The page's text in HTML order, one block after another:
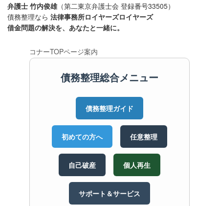
弁護士 竹内俊雄（第二東京弁護士会 登録番号33505）
債務整理なら 法律事務所ロイヤーズロイヤーズ
借金問題の解決を、あなたと一緒に。
コナーTOPページ案内
債務整理総合メニュー
債務整理ガイド
初めての方へ 任意整理
自己破産 個人再生
サポート＆サービス